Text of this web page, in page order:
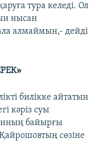
тура келеді. Ол
нысан
алмаймын,- дейді
билікке айтатын
кәріз суы
байырғы
сөзіне